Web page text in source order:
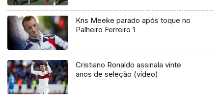
Kris Meeke parado após toque no
Palheiro Ferreiro 1
Cristiano Ronaldo assinala vinte
anos de seleção (vídeo)